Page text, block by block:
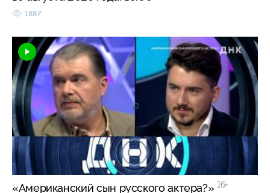
1887
«Американский сын русского актера?» 16+